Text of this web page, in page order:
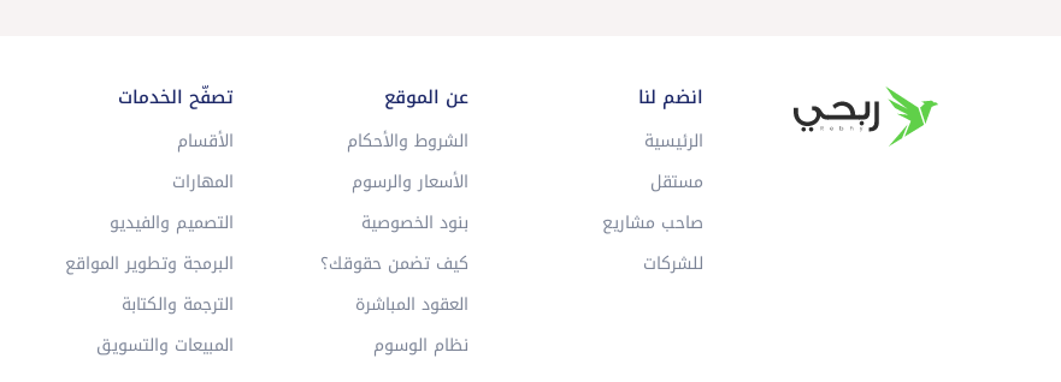
انضم لنا
الرئيسية
مستقل
صاحب مشاريع
للشركات
عن الموقع
الشروط والأحكام
الأسعار والرسوم
بنود الخصوصية
كيف تضمن حقوقك؟
العقود المباشرة
نظام الوسوم
تصفّح الخدمات
الأقسام
المهارات
التصميم والفيديو
البرمجة وتطوير المواقع
الترجمة والكتابة
المبيعات والتسويق